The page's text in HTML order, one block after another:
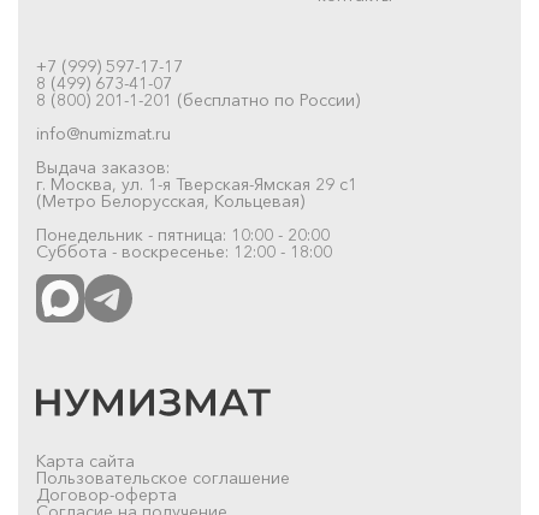
+7 (999) 597-17-17
8 (499) 673-41-07
8 (800) 201-1-201 (бесплатно по России)
info@numizmat.ru
Выдача заказов:
г. Москва, ул. 1-я Тверская-Ямская 29 с1
(Метро Белорусская, Кольцевая)
Понедельник - пятница: 10:00 - 20:00
Суббота - воскресенье: 12:00 - 18:00
Карта сайта
Пользовательское соглашение
Договор-оферта